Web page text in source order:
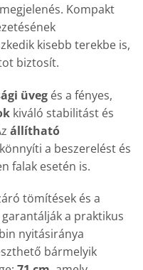
Kompakt
kisebb terekbe is,
biztosít.
üveg és a fényes,
kiváló stabilitást és
állítható
a beszerelést és
falak esetén is.
tömítések és a
a praktikus
nyitásiránya
bármelyik